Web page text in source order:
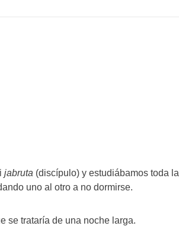
jabruta (discípulo) y estudiábamos toda la
uno al otro a no dormirse.
se trataría de una noche larga.